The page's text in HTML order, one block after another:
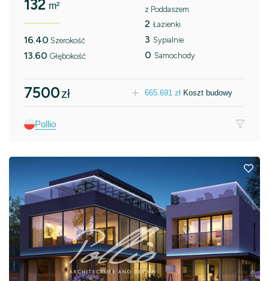
132 m²
16.40 Szerokość
13.60 Głębokość
z Poddaszem
2 Łazienki
3 Sypialnie
0 Samochody
7500zł 665.691 zł Koszt budowy
Pollio